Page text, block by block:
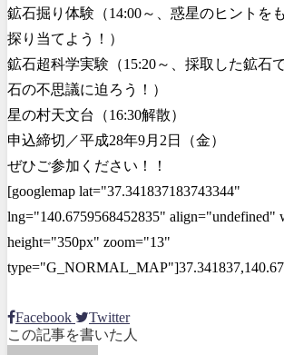
鉱石掘り体験（14:00～、惑星のヒントを
探り当てよう！）
鉱石超科学実験（15:20～、採取した鉱石
石の不思議に迫ろう！）
星の村天文台（16:30解散）
申込締切／平成28年9月2日（金）
ぜひご参加ください！！
[googlemap lat="37.341837183743344"
lng="140.6759568452835" align="undefined"
height="350px" zoom="13"
Facebook
Twitter
この記事を書いた人